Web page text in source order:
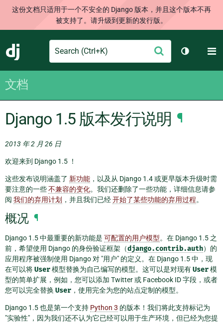
这份文档只适用于一个不安全的 Django 版本，并且这个版本不再
被支持了。请升级到更新的发行版。
Django
Search
交
切换主题
文档
Django 1.5 版本发行说明 ¶
2013 年 2 月 26 日
欢迎来到 Django 1.5 ！
这些发布说明涵盖了 新功能 ，以及从 Django 1.4 或更早版本升级时需
要注意的一些不兼容的变化。我们还删除了一些功能，详细信息请参
阅 我们的弃用计划 ，并且我们已经开始了某些功能的弃用过程。
概况 ¶
Django 1.5 中最重要的新功能是 可配置的用户模型。在 Django 1.5 之
前，希望使用 Django 的身份验证框架（django.contrib.auth）的
应用程序被强制使用 Django 对 "用户" 的定义。在 Django 1.5 中，现
在可以将User模型替换为自己编写的模型。这可以是对现有User模
型的简单扩展，例如，您可以添加 Twitter 或 Facebook ID 字段，或者
您可以完全替换 User ，使用完全为您的站点定制的模型。
Django 1.5 也是第一个支持 Python 3 的版本！我们将此支持标记为
"实验性"，因为我们还不认为它已经可以用于生产环境，但已经为您提